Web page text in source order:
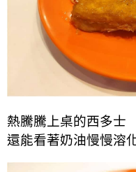
熱騰騰上桌的西多士
還能看著奶油慢慢溶